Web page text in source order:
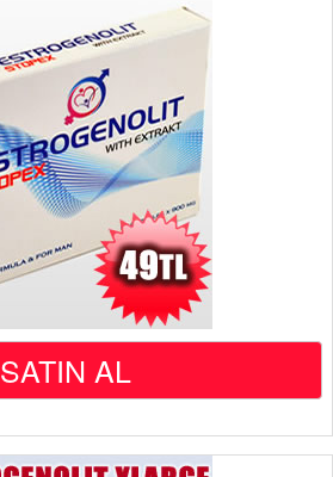
SATIN AL